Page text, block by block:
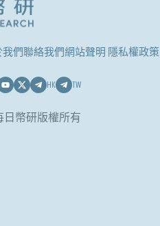
我們聯絡我們網站聲明 隱私權政策
HK TW
日幣研版權所有